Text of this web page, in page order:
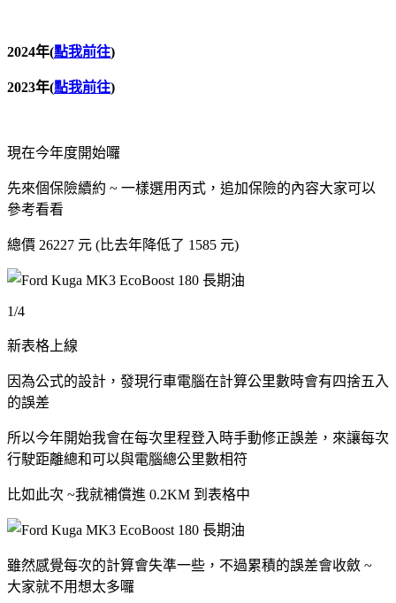
2024年(點我前往)
2023年(點我前往)
現在今年度開始囉
先來個保險續約 ~ 一樣選用丙式，追加保險的內容大家可以
參考看看
總價 26227 元 (比去年降低了 1585 元)
1/4
新表格上線
因為公式的設計，發現行車電腦在計算公里數時會有四捨五入
的誤差
所以今年開始我會在每次里程登入時手動修正誤差，來讓每次
行駛距離總和可以與電腦總公里數相符
比如此次 ~我就補償進 0.2KM 到表格中
雖然感覺每次的計算會失準一些，不過累積的誤差會收斂 ~
大家就不用想太多囉